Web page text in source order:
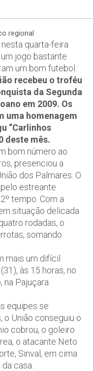
regional
quarta-feira
jogo bastante
um bom futebol.
recebeu o troféu
da Segunda
em 2009. Os
uma homenagem
“Carlinhos
deste mês.
bom número ao
presenciou a
dos Palmares. O
estreante
tempo. Com a
situação delicada
rodadas, o
somando
mais um difícil
às 15 horas, no
Pajuçara.
equipes se
o União conseguiu o
cobrou, o goleiro
o atacante Neto
Sinval, em cima
casa.